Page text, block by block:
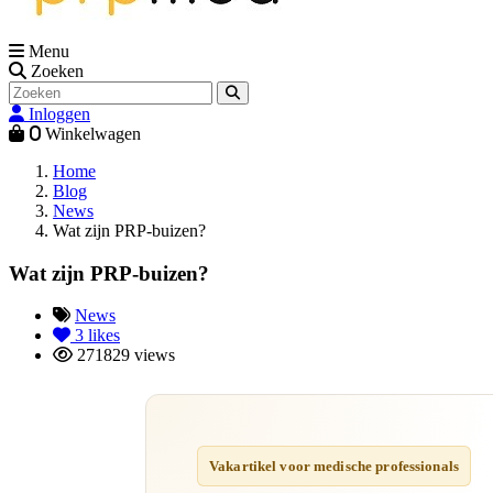
Menu
Zoeken
Inloggen
0 Winkelwagen
Home
Blog
News
Wat zijn PRP-buizen?
Wat zijn PRP-buizen?
News
3 likes
271829 views
Vakartikel voor medische professionals